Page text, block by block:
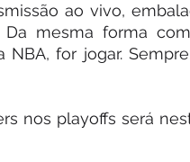
ao vivo,
Da mesma forma
NBA, for jogar.
nos playoffs será